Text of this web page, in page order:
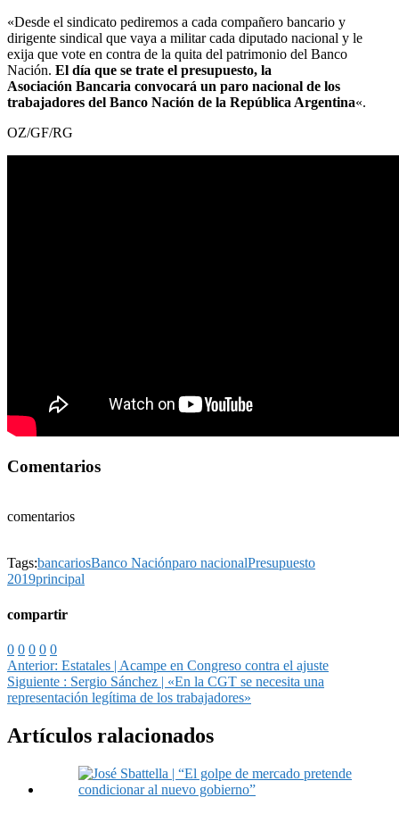
«Desde el sindicato pediremos a cada compañero bancario y
dirigente sindical que vaya a militar cada diputado nacional y le
exija que vote en contra de la quita del patrimonio del Banco
Nación. El día que se trate el presupuesto, la
Asociación Bancaria convocará un paro nacional de los
trabajadores del Banco Nación de la República Argentina«.
OZ/GF/RG
Comentarios
comentarios
Tags:bancariosBanco Naciónparo nacionalPresupuesto
2019principal
compartir
0 0 0 0 0
Anterior: Estatales | Acampe en Congreso contra el ajuste
Siguiente : Sergio Sánchez | «En la CGT se necesita una
representación legítima de los trabajadores»
Artículos ralacionados